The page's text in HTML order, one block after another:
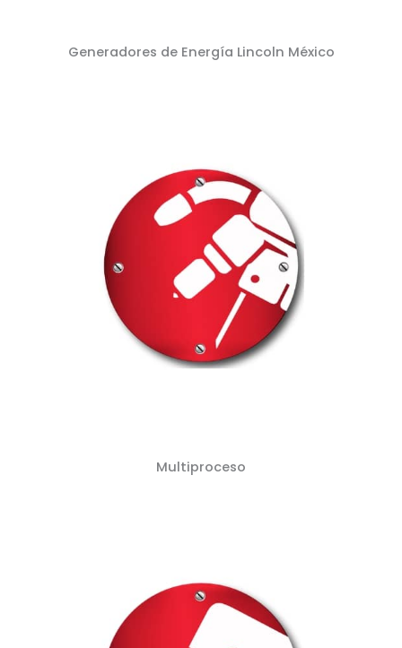
Generadores de Energía Lincoln México
Multiproceso